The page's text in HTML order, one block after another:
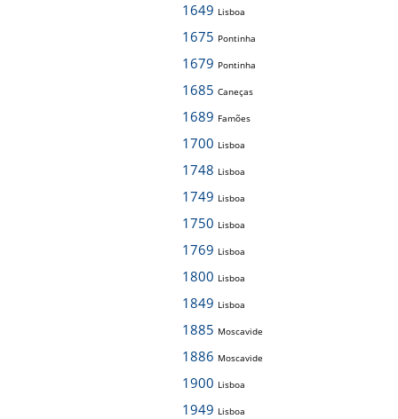
1649 Lisboa
1675 Pontinha
1679 Pontinha
1685 Caneças
1689 Famões
1700 Lisboa
1748 Lisboa
1749 Lisboa
1750 Lisboa
1769 Lisboa
1800 Lisboa
1849 Lisboa
1885 Moscavide
1886 Moscavide
1900 Lisboa
1949 Lisboa